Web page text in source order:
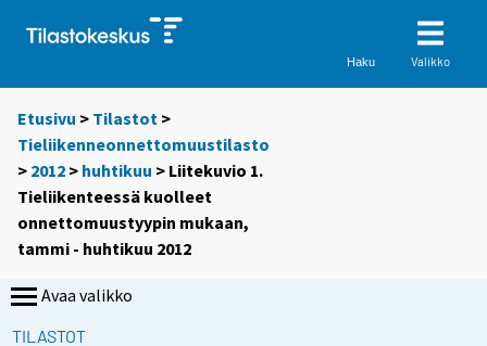
Haku Valikko
Etusivu > Tilastot >
Tieliikenneonnettomuustilasto
> 2012 > huhtikuu > Liitekuvio 1.
Tieliikenteessä kuolleet
onnettomuustyypin mukaan,
tammi - huhtikuu 2012
Avaa valikko
TILASTOT